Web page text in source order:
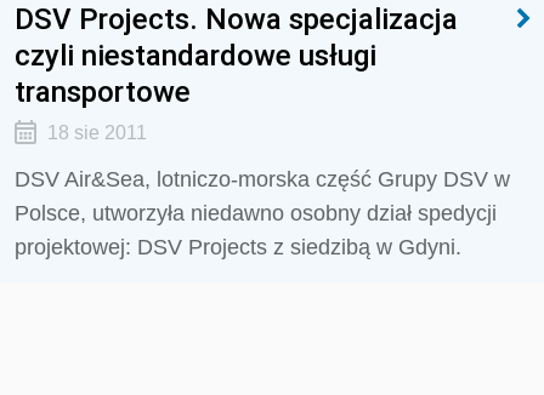
DSV Projects. Nowa specjalizacja
czyli niestandardowe usługi
transportowe
18 sie 2011
DSV Air&Sea, lotniczo-morska część Grupy DSV w
Polsce, utworzyła niedawno osobny dział spedycji
projektowej: DSV Projects z siedzibą w Gdyni.